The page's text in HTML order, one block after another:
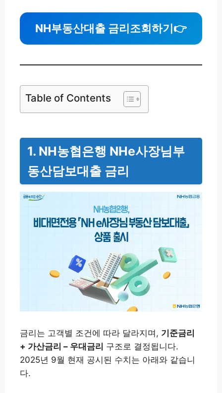
NH부동산대출 금리조회하기👉
Table of Contents
1. NH농협은행 NHe사장님부
동산담보대출 금리
금리는 고객별 조건에 따라 달라지며, 기준금리
+ 가산금리 – 우대금리 구조로 결정됩니다.
2025년 9월 현재 공시된 수치는 아래와 같습니
다.